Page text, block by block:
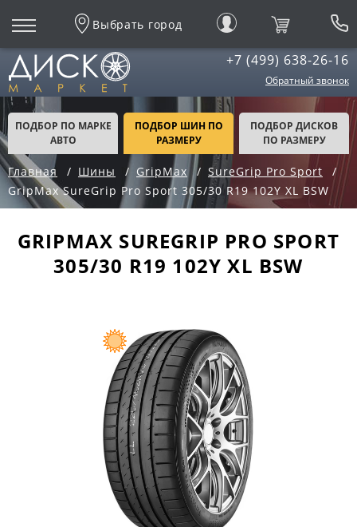
Выбрать город
+7 (499) 638-26-16
Обратный звонок
ПОДБОР ПО МАРКЕ
АВТО
ПОДБОР ШИН ПО
РАЗМЕРУ
ПОДБОР ДИСКОВ
ПО РАЗМЕРУ
Главная Шины GripMax
SureGrip Pro Sport
GripMax SureGrip Pro Sport 305/30 R19 102Y XL BSW
GRIPMAX SUREGRIP PRO SPORT
305/30 R19 102Y XL BSW